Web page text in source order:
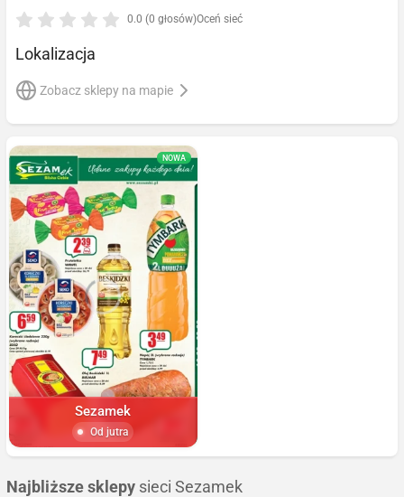
0.0 (0 głosów)Oceń sieć
Lokalizacja
Zobacz sklepy na mapie
NOWA
Sezamek
Od jutra
Najbliższe sklepy sieci Sezamek